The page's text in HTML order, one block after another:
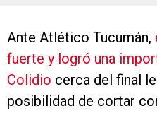
Ante Atlético Tucumán,
fuerte y logró una
Colidio cerca del final
posibilidad de cortar